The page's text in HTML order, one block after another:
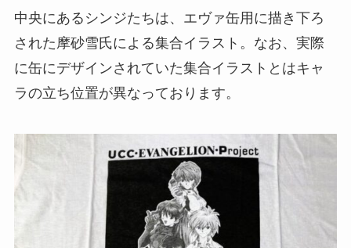
中央にあるシンジたちは、エヴァ缶用に描き下ろ
された摩砂雪氏による集合イラスト。なお、実際
に缶にデザインされていた集合イラストとはキャ
ラの立ち位置が異なっております。